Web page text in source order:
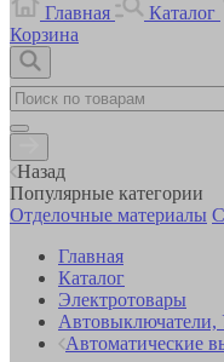
Главная
Каталог
Корзина
Назад
Популярные категории
Отделочные материалы
Главная
Каталог
Электротовары
Автоматические